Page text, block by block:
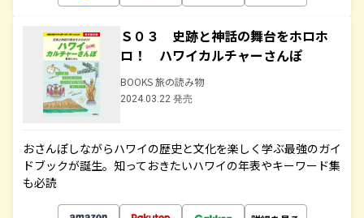
Ｓ０３ 史跡と神話の舞台をホロホ
ロ！ ハワイカルチャーさんぽ
BOOKS 旅の読み物
2024.03.22 発売
おさんぽしながらハワイの歴史と文化を楽しく学ぶ最強のガイ
ドブックが誕生。知っておきたいハワイの年表やキーワード集
も必読